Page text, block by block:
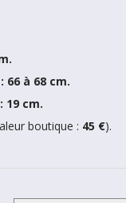
66 à 68 cm.
19 cm.
boutique : 45 €).